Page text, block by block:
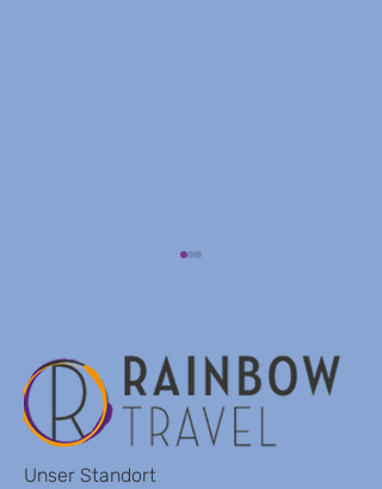
LIGHTHOUSE BY
BROWN
Unser Standort